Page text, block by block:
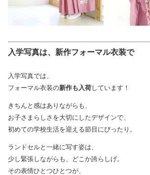
入学写真は、新作フォーマル衣装で
入学写真では、
フォーマル衣装の新作も入荷しています！
きちんと感はありながらも、
お子さまらしさを大切にしたデザインで、
初めての学校生活を迎える節目にぴったり。
ランドセルと一緒に写す姿は、
少し緊張しながらも、どこか誇らしげ。
その表情ひとつひとつが、